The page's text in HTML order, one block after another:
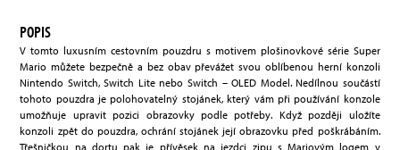
POPIS
V tomto luxusním cestovním pouzdru s motivem plošinovkové série Super
Mario můžete bezpečně a bez obav převážet svou oblíbenou herní konzoli
Nintendo Switch, Switch Lite nebo Switch – OLED Model. Nedílnou součástí
tohoto pouzdra je polohovatelný stojánek, který vám při používání konzole
umožňuje upravit pozici obrazovky podle potřeby. Když později uložíte
konzoli zpět do pouzdra, ochrání stojánek její obrazovku před poškrábáním.
Třešničkou na dortu pak je přívěsek na jezdci zipu s Mariovým logem v